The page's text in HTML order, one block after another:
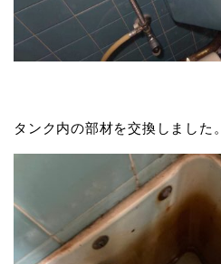
タンク内の部材を交換しました。